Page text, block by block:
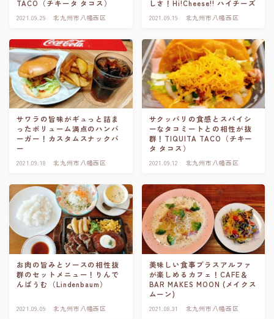
TACO（チキータ タコス）
2021.09.29 北九州市八幡西区
しさ！Hi!Cheese!! ハイチーズ
2021.09.19 北九州市八幡西区
サワラの旨味がギュっと詰ま
ったボリューム満点のハンバ
ーガー！カスタムスナックバ
ー
2021.09.18 北九州市八幡西区
サクッパリの食感とスパイシ
ーなタコミートとの相性が抜
群！TIQUITA TACO（チキー
タ タコス）
2021.09.12 北九州市八幡西区
お肉の旨みとソースの相性抜
群のセットメニュー！りんで
んばうむ（Lindenbaum）
2021.09.09 北九州市八幡西区
美味しい食事プラスアルファ
が楽しめるカフェ！CAFE＆
BAR MAKES MOON (メイクス
ムーン)
2021.08.31 北九州市八幡西区